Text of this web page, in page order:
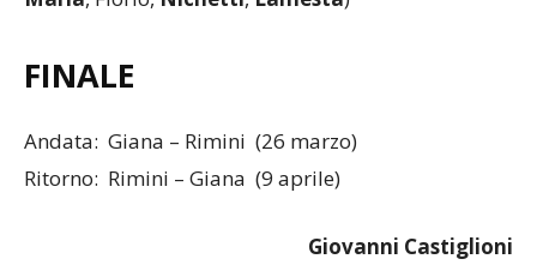
FINALE
Andata: Giana – Rimini (26 marzo)
Ritorno: Rimini – Giana (9 aprile)
Giovanni Castiglioni